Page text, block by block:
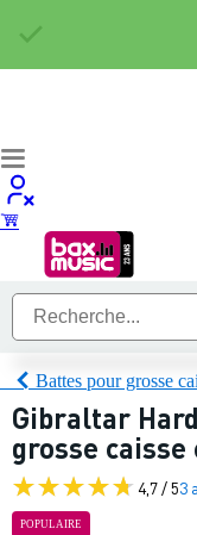
Battes pour grosse
Gibraltar
grosse
4,7 / 53
POPULAIRE